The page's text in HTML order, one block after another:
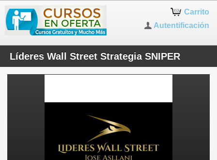
Carrito
Autentificación
Líderes Wall Street Strategia SNIPER